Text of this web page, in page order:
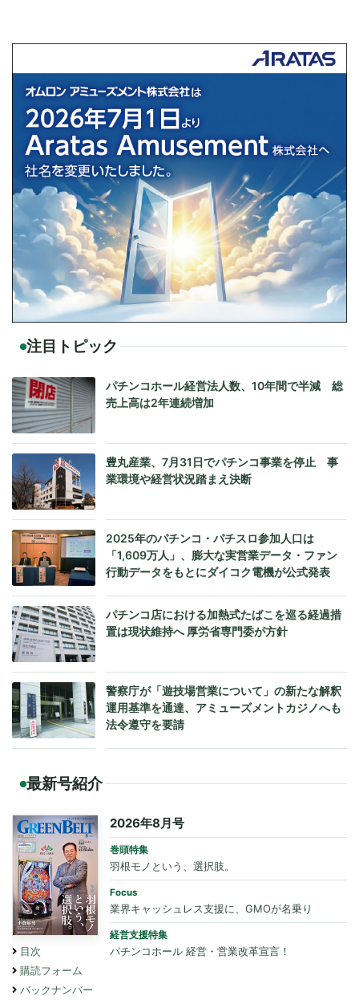
注目トピック
パチンコホール経営法人数、10年間で半減 総
売上高は2年連続増加
豊丸産業、7月31日でパチンコ事業を停止 事
業環境や経営状況踏まえ決断
2025年のパチンコ・パチスロ参加人口は
「1,609万人」、膨大な実営業データ・ファン
行動データをもとにダイコク電機が公式発表
パチンコ店における加熱式たばこを巡る経過措
置は現状維持へ 厚労省専門委が方針
警察庁が「遊技場営業について」の新たな解釈
運用基準を通達、アミューズメントカジノへも
法令遵守を要請
最新号紹介
目次
購読フォーム
バックナンバー
2026年8月号
巻頭特集
羽根モノという、選択肢。
Focus
業界キャッシュレス支援に、GMOが名乗り
経営支援特集
パチンコホール 経営・営業改革宣言！